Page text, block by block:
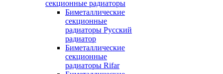
секционные радиаторы
Биметаллические
секционные
радиаторы Русский
радиатор
Биметаллические
секционные
радиаторы Rifar